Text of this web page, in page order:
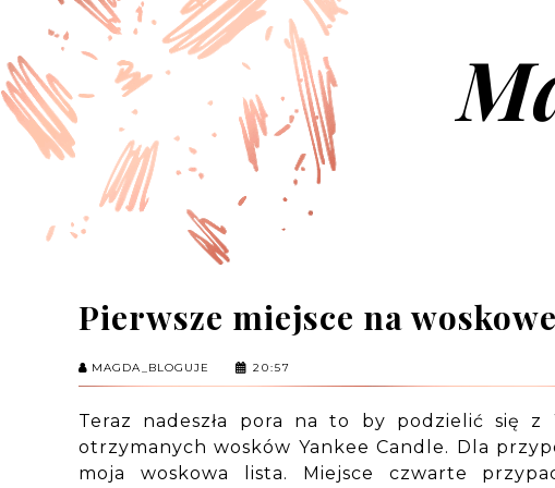
Pierwsze miejsce na
MAGDA_BLOGUJE 20:57
Teraz nadeszła pora na to by podzielić się
otrzymanych wosków Yankee Candle. Dla
moja woskowa lista. Miejsce czwarte